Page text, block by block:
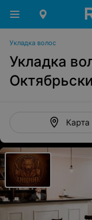
Укладка волос
Укладка
Карта